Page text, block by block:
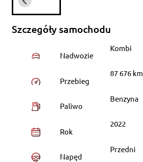
Szczegóły samochodu
Nadwozie
Kombi
Przebieg
87 676 km
Paliwo
Benzyna
Rok
2022
Napęd
Przedni